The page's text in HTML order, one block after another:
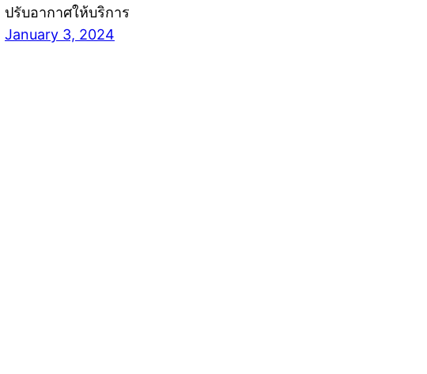
ปรับอากาศให้บริการ
January 3, 2024